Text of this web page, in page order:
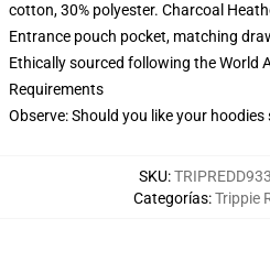
cotton, 30% polyester. Charcoal
Entrance pouch pocket, matching
Ethically sourced following the World
Requirements
Observe: Should you like your
SKU:
Categorías:Trippie